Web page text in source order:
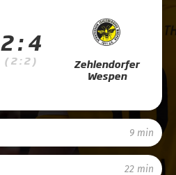
2 : 4
( 2 : 2 )
Zehlendorfer
Wespen
9 min
22 min